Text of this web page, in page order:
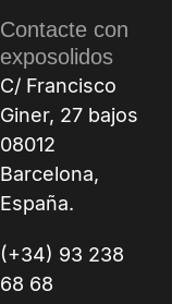
Contacte con
exposolidos
C/ Francisco
Giner, 27 bajos
08012
Barcelona,
España.
(+34) 93 238
68 68